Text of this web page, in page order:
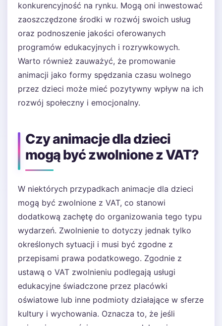
konkurencyjność na rynku. Mogą oni inwestować
zaoszczędzone środki w rozwój swoich usług
oraz podnoszenie jakości oferowanych
programów edukacyjnych i rozrywkowych.
Warto również zauważyć, że promowanie
animacji jako formy spędzania czasu wolnego
przez dzieci może mieć pozytywny wpływ na ich
rozwój społeczny i emocjonalny.
Czy animacje dla dzieci
mogą być zwolnione z VAT?
W niektórych przypadkach animacje dla dzieci
mogą być zwolnione z VAT, co stanowi
dodatkową zachętę do organizowania tego typu
wydarzeń. Zwolnienie to dotyczy jednak tylko
określonych sytuacji i musi być zgodne z
przepisami prawa podatkowego. Zgodnie z
ustawą o VAT zwolnieniu podlegają usługi
edukacyjne świadczone przez placówki
oświatowe lub inne podmioty działające w sferze
kultury i wychowania. Oznacza to, że jeśli